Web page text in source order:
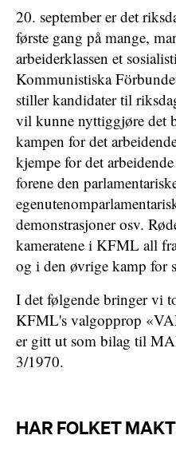
20. september er det
første gang på mange,
arbeiderklassen et
Kommunistiska
stiller kandidater til
vil kunne nyttiggjøre det
kampen for det
kjempe for det
forene den
demonstrasjoner osv.
kameratene i KFML all
og i den øvrige kamp for
I det følgende bringer vi
KFML's valgopprop
er gitt ut som bilag til
3/1970.
HAR FOLKET